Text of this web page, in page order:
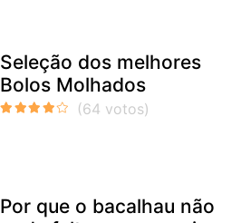
Seleção dos melhores
Bolos Molhados
Por que o bacalhau não